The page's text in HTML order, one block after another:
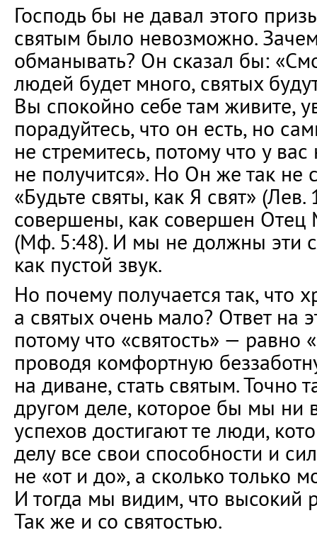
Господь бы не давал этого
святым было невозможно.
обманывать? Он сказал бы:
людей будет много, святых
Вы спокойно себе там живите,
порадуйтесь, что он есть, но
не стремитесь, потому что у вас
не получится». Но Он же так не
«Будьте святы, как Я свят» (Лев.
совершены, как совершен
(Мф. 5:48). И мы не должны эти
как пустой звук.
Но почему получается так, что
а святых очень мало? Ответ на
потому что «святость» — равно
проводя комфортную
на диване, стать святым. Точно
другом деле, которое бы мы ни
успехов достигают те люди,
делу все свои способности и
не «от и до», а сколько только
И тогда мы видим, что высокий
Так же и со святостью.